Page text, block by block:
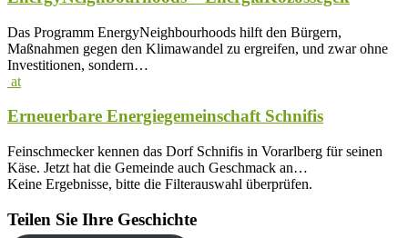
Das Programm EnergyNeighbourhoods hilft den Bürgern,
Maßnahmen gegen den Klimawandel zu ergreifen, und zwar ohne
Investitionen, sondern…
at
Erneuerbare Energiegemeinschaft Schnifis
Feinschmecker kennen das Dorf Schnifis in Vorarlberg für seinen
Käse. Jetzt hat die Gemeinde auch Geschmack an…
Keine Ergebnisse, bitte die Filterauswahl überprüfen.
Teilen Sie Ihre Geschichte